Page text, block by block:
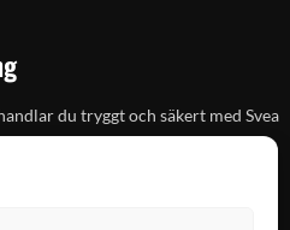
du tryggt och säkert med Svea